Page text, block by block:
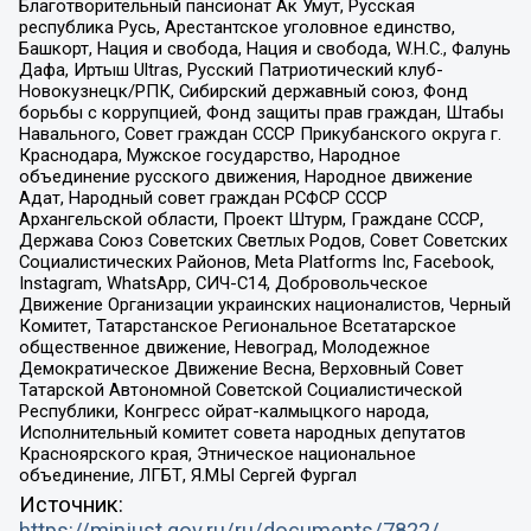
Благотворительный пансионат Ак Умут, Русская
республика Русь, Арестантское уголовное единство,
Башкорт, Нация и свобода, Нация и свобода, W.H.С., Фалунь
Дафа, Иртыш Ultras, Русский Патриотический клуб-
Новокузнецк/РПК, Сибирский державный союз, Фонд
борьбы с коррупцией, Фонд защиты прав граждан, Штабы
Навального, Совет граждан СССР Прикубанского округа г.
Краснодара, Мужское государство, Народное
объединение русского движения, Народное движение
Адат, Народный совет граждан РСФСР СССР
Архангельской области, Проект Штурм, Граждане СССР,
Держава Союз Советских Светлых Родов, Совет Советских
Социалистических Районов, Meta Platforms Inc, Facebook,
Instagram, WhatsApp, СИЧ-С14, Добровольческое
Движение Организации украинских националистов, Черный
Комитет, Татарстанское Региональное Всетатарское
общественное движение, Невоград, Молодежное
Демократическое Движение Весна, Верховный Совет
Татарской Автономной Советской Социалистической
Республики, Конгресс ойрат-калмыцкого народа,
Исполнительный комитет совета народных депутатов
Красноярского края, Этническое национальное
объединение, ЛГБТ, Я.МЫ Сергей Фургал
Источник: